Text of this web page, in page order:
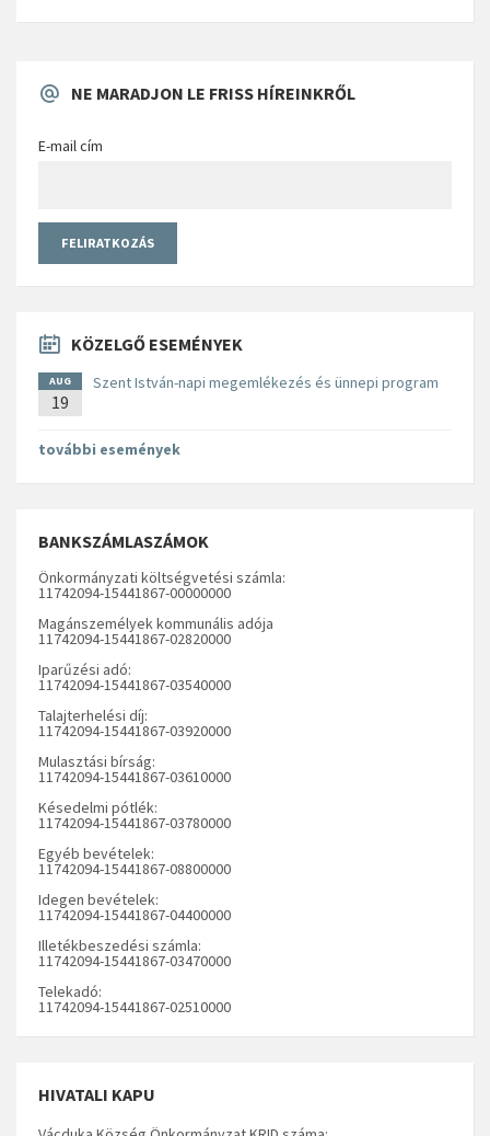
NE MARADJON LE FRISS HÍREINKRŐL
E-mail cím
KÖZELGŐ ESEMÉNYEK
AUG
19
Szent István-napi megemlékezés és ünnepi program
további események
BANKSZÁMLASZÁMOK
Önkormányzati költségvetési számla:
11742094-15441867-00000000
Magánszemélyek kommunális adója
11742094-15441867-02820000
Iparűzési adó:
11742094-15441867-03540000
Talajterhelési díj:
11742094-15441867-03920000
Mulasztási bírság:
11742094-15441867-03610000
Késedelmi pótlék:
11742094-15441867-03780000
Egyéb bevételek:
11742094-15441867-08800000
Idegen bevételek:
11742094-15441867-04400000
Illetékbeszedési számla:
11742094-15441867-03470000
Telekadó:
11742094-15441867-02510000
HIVATALI KAPU